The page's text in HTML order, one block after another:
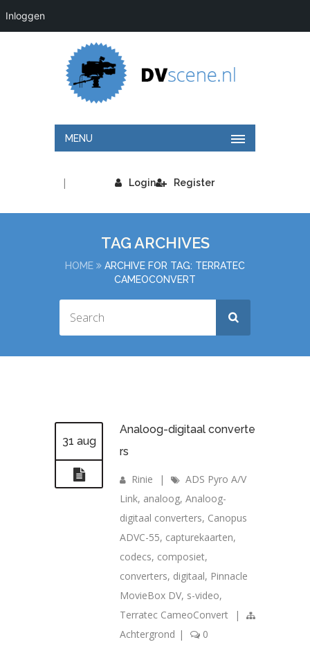
Inloggen
MENU
Login
| Register
TAG ARCHIVES
HOME
ARCHIVE FOR TAG: TERRATEC
CAMEOCONVERT
31 aug
Analoog-digitaal converte
rs
Rinie |
ADS Pyro A/V
Link, analoog, Analoog-
digitaal converters, Canopus
ADVC-55, capturekaarten,
codecs, composiet,
converters, digitaal, Pinnacle
MovieBox DV, s-video,
Terratec CameoConvert
|
Achtergrond | 0